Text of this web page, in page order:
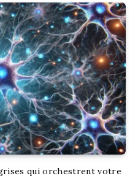
qui orchestrent votre